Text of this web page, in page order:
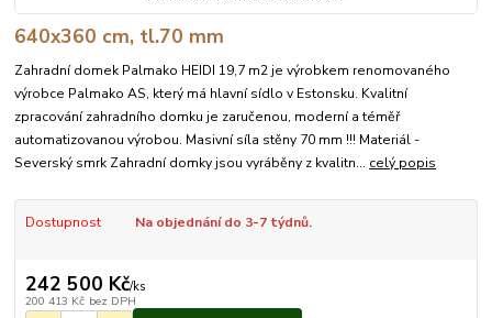
640x360 cm, tl.70 mm
Zahradní domek Palmako HEIDI 19,7 m2 je výrobkem renomovaného
výrobce Palmako AS, který má hlavní sídlo v Estonsku. Kvalitní
zpracování zahradního domku je zaručenou, moderní a téměř
automatizovanou výrobou. Masivní síla stěny 70 mm !!! Materiál -
Severský smrk Zahradní domky jsou vyráběny z kvalitn... celý popis
Dostupnost Na objednání do 3-7 týdnů.
242 500 Kč/ks
200 413 Kč bez DPH